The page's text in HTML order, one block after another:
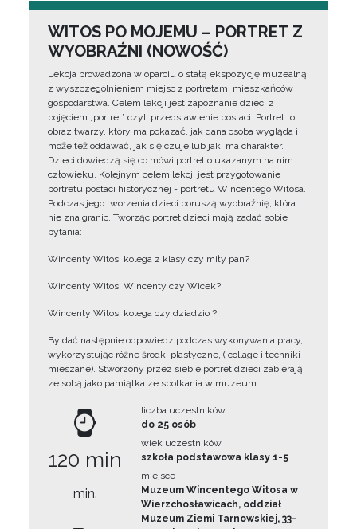
WITOS PO MOJEMU – PORTRET Z
WYOBRAŹNI (NOWOŚĆ)
Lekcja prowadzona w oparciu o stałą ekspozycję muzealną
z wyszczególnieniem miejsc z portretami mieszkańców
gospodarstwa. Celem lekcji jest zapoznanie dzieci z
pojęciem „portret” czyli przedstawienie postaci. Portret to
obraz twarzy, który ma pokazać, jak dana osoba wygląda i
może też oddawać, jak się czuje lub jaki ma charakter.
Dzieci dowiedzą się co mówi portret o ukazanym na nim
człowieku. Kolejnym celem lekcji jest przygotowanie
portretu postaci historycznej - portretu Wincentego Witosa.
Podczas jego tworzenia dzieci poruszą wyobraźnię, która
nie zna granic. Tworząc portret dzieci mają zadać sobie
pytania:
Wincenty Witos, kolega z klasy czy miły pan?
Wincenty Witos, Wincenty czy Wicek?
Wincenty Witos, kolega czy dziadzio ?
By dać następnie odpowiedz podczas wykonywania pracy,
wykorzystując różne środki plastyczne, ( collage i techniki
mieszane). Stworzony przez siebie portret dzieci zabierają
ze sobą jako pamiątka ze spotkania w muzeum.
120 min
min.
liczba uczestników
do 25 osób
wiek uczestników
szkoła podstawowa klasy 1-5
miejsce
Muzeum Wincentego Witosa w
Wierzchosławicach, oddział
Muzeum Ziemi Tarnowskiej, 33-